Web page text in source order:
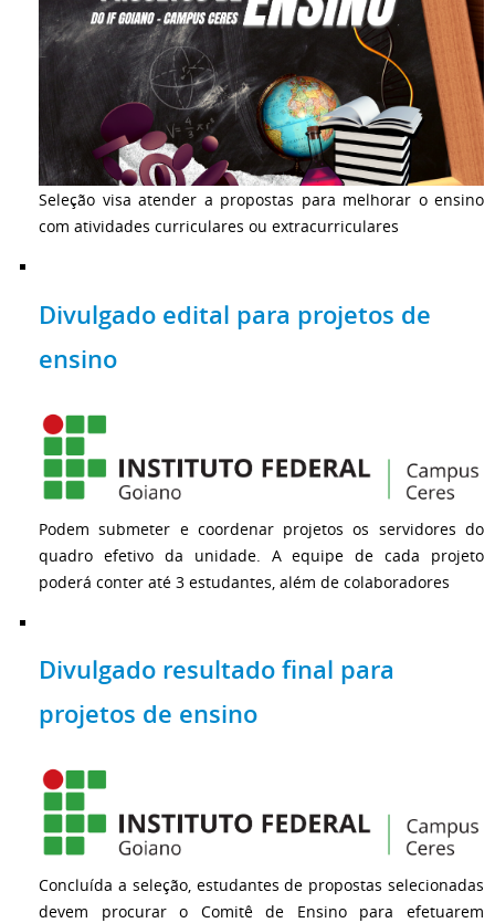
Seleção visa atender a propostas para melhorar o ensino
com atividades curriculares ou extracurriculares
Divulgado edital para projetos de
ensino
Podem submeter e coordenar projetos os servidores do
quadro efetivo da unidade. A equipe de cada projeto
poderá conter até 3 estudantes, além de colaboradores
Divulgado resultado final para
projetos de ensino
Concluída a seleção, estudantes de propostas selecionadas
devem procurar o Comitê de Ensino para efetuarem